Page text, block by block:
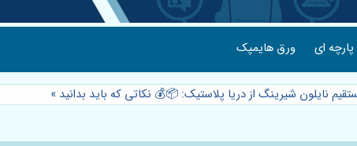
ای ورق هایمپک
نایلون شیرینگ از دریا پلاستیک: 📦💰 نکاتی که باید بدانید »